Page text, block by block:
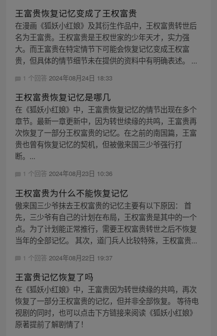
王富贵恢复记忆变成了王权富贵
在漫画《狐妖小红娘》及其衍生作品中，王权富贵转世后
名为王富贵。王权富贵是王权世家的少年天才，实力强
大。而王富贵在特定情节下可能会恢复记忆变成王权富
贵，但具体的情节细节未在提供的资料中有明确表述。 ...
1 个回答 2024年08月24日 18:33
王权富贵恢复记忆是哪几
在《狐妖小红娘》中，王富贵恢复记忆的情节出现在多个
章节。最新一章更新中，因为转世续缘的共鸣，王富贵再
次恢复了一部分王权富贵的记忆。在之前的南国篇，王富
贵也曾有恢复记忆的契机，但被傲来国三少爷强行打
断。...
1 个回答 2024年08月23日 10:36
王权富贵为什么不能恢复记忆
傲来国三少爷抹去王权富贵的记忆主要有以下原因： 首
先，三少爷有自己的计划在布局，王权富贵是其中的一个
点。为了计划能正常推行，需要王权富贵转世之后不恢复
当年的全部记忆。 其次，道门兵人比较特殊，王权富贵...
1 个回答 2024年08月22日 19:37
王富贵记忆恢复了吗
在《狐妖小红娘》中，王富贵因为转世续缘的共鸣，再次
恢复了一部分王权富贵的记忆，但并非全部恢复。 等待电
视剧的同时，也可以点击下方链接来阅读《狐妖小红娘》
原著提前了解剧情了！